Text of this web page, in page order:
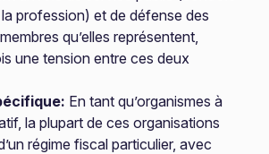
la profession) et de défense des
qu’elles représentent,
une tension entre ces deux
En tant qu’organismes à
la plupart de ces organisations
régime fiscal particulier, avec